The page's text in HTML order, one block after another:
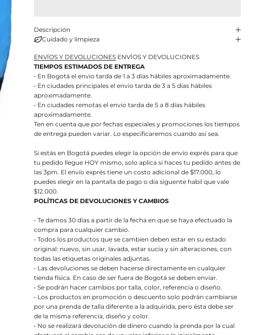
Descripción
Cuidado y limpieza
ENVÍOS Y DEVOLUCIONES ENVÍOS Y DEVOLUCIONES
TIEMPOS ESTIMADOS DE ENTREGA
• En Bogotá el envio tarda de 1 a 3 días hábiles aproximadamente.
• En ciudades principales el envio tarda de 3 a 5 días hábiles
aproximadamente.
• En ciudades remotas el envio tarda de 5 a 8 días hábiles
aproximadamente.
Ten en cuenta que por fechas especiales y promociones los tiempos
de entrega pueden variar. Lo especificaremos cuando así sea.
Si estás en Bogotá puedes elegir la opción de envío exprés para que
tu pedido llegue HOY mismo, solo aplica si haces tu pedido antes de
las 3pm. El envío exprés tiene un costo adicional de $17.000, lo
puedes elegir en la pantalla de pago o dia siguente habil que vale
$12.000.
POLÍTICAS DE DEVOLUCIONES Y CAMBIOS
• Te damos 30 días a partir de la fecha en que se haya efectuado la
compra para cualquier cambio.
• Todos los productos que se cambien deben estar en su estado
original: nuevo, sin usar, lavada, estar sucia y sin alteraciones, con
todas las etiquetas originales adjuntas.
• Las devoluciones se deben hacerse directamente en cualquier
tienda física. En caso de ser fuera de Bogotá se deben enviar.
• Se podrán hacer cambios por talla, color, referencia o diseño.
• Los productos en promoción o descuento solo podrán cambiarse
por una prenda de talla diferente a la adquirida, pero ésta debe ser
de la misma referencia, diseño y color.
• No se realizará devolución de dinero cuando la prenda por la cual